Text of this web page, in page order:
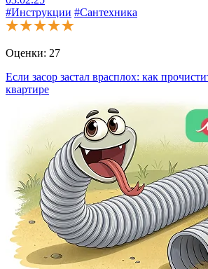
#Инструкции #Сантехника
Оценки: 27
Если засор застал врасплох: как
квартире